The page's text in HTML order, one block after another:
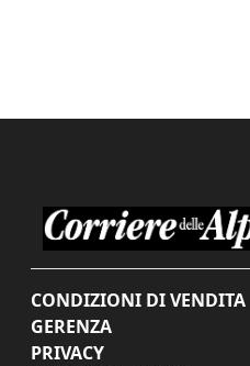
CONDIZIONI DI VENDITA
GERENZA
PRIVACY